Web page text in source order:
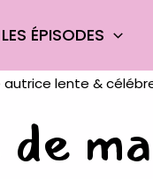
LES ÉPISODES
ma